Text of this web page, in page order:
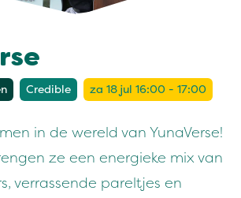
Credible za 18 jul 16:00 - 17:00
in de wereld van YunaVerse!
ze een energieke mix van
verrassende pareltjes en